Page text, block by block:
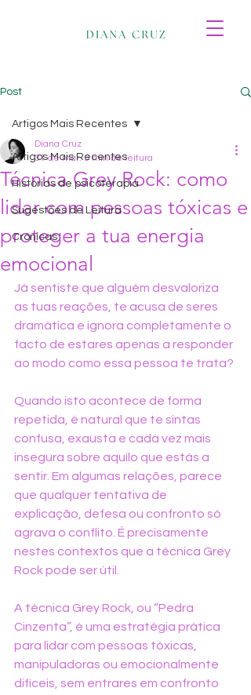
Post
Artigos Mais Recentes
Histórias de psicoterapia
Sugestões de Leitura
Crónicas
Artigos Mais Recentes
Técnica Grey Rock: como
lidar com pessoas tóxicas e
proteger a tua energia
emocional
Diana Cruz
31 de mar. 3 min de leitura
Já sentiste que alguém desvaloriza
as tuas reações, te acusa de seres
dramática e ignora completamente o
facto de estares apenas a responder
ao modo como essa pessoa te trata?
Quando isto acontece de forma
repetida, é natural que te sintas
confusa, exausta e cada vez mais
insegura sobre aquilo que estás a
sentir. Em algumas relações, parece
que qualquer tentativa de
explicação, defesa ou confronto só
agrava o conflito. É precisamente
nestes contextos que a técnica Grey
Rock pode ser útil.
A técnica Grey Rock, ou “Pedra
Cinzenta”, é uma estratégia prática
para lidar com pessoas tóxicas,
manipuladoras ou emocionalmente
difíceis, sem entrares em confronto